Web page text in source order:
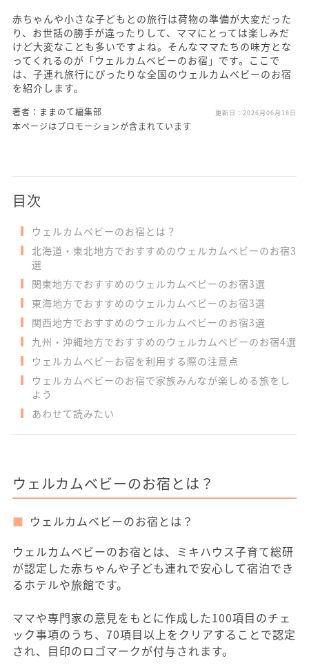
赤ちゃんや小さな子どもとの旅行は荷物の準備が大変だった
り、お世話の勝手が違ったりして、ママにとっては楽しみだ
けど大変なことも多いですよね。そんなママたちの味方とな
ってくれるのが「ウェルカムベビーのお宿」です。ここで
は、子連れ旅行にぴったりな全国のウェルカムベビーのお宿
を紹介します。
著者：ままのて編集部 更新日： 2026月06月18日
本ページはプロモーションが含まれています
目次
ウェルカムベビーのお宿とは？
北海道・東北地方でおすすめのウェルカムベビーのお宿3
選
関東地方でおすすめのウェルカムベビーのお宿3選
東海地方でおすすめのウェルカムベビーのお宿3選
関西地方でおすすめのウェルカムベビーのお宿3選
九州・沖縄地方でおすすめのウェルカムベビーのお宿4選
ウェルカムベビーお宿を利用する際の注意点
ウェルカムベビーのお宿で家族みんなが楽しめる旅をし
よう
あわせて読みたい
ウェルカムベビーのお宿とは？
ウェルカムベビーのお宿とは？
ウェルカムベビーのお宿とは、ミキハウス子育て総研
が認定した赤ちゃんや子ども連れで安心して宿泊でき
るホテルや旅館です。
ママや専門家の意見をもとに作成した100項目のチェ
ック事項のうち、70項目以上をクリアすることで認定
され、目印のロゴマークが付与されます。